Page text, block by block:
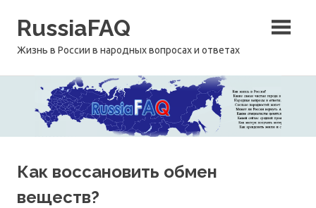
RussiaFAQ
Жизнь в России в народных вопросах и ответах
Как воссановить обмен
веществ?